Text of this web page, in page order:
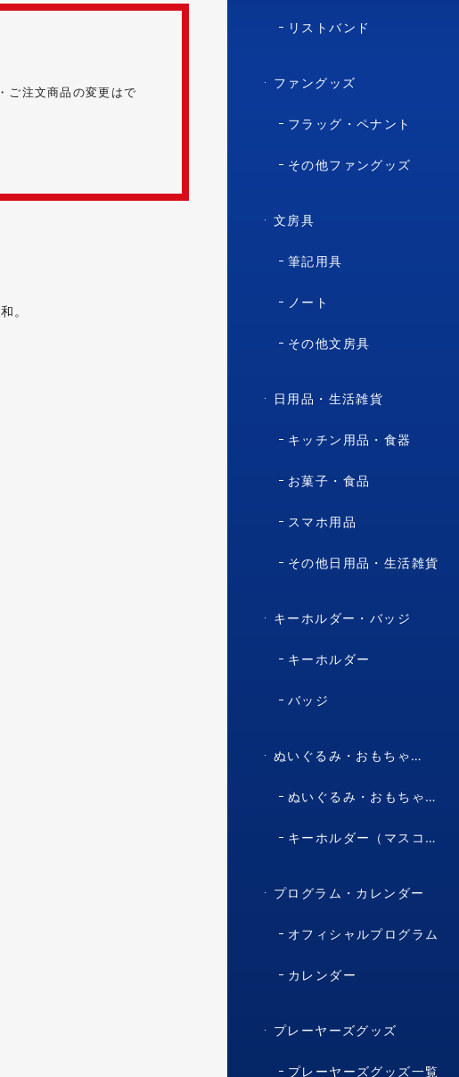
ご注文商品の変更はで
。
リストバンド
ファングッズ
フラッグ・ペナント
その他ファングッズ
文房具
筆記用具
ノート
その他文房具
日用品・生活雑貨
キッチン用品・食器
お菓子・食品
スマホ用品
その他日用品・生活雑貨
キーホルダー・バッジ
キーホルダー
バッジ
ぬいぐるみ・おもちゃ・マスコット・キャラクター
ぬいぐるみ・おもちゃ（マスコット・キャラクター）
キーホルダー（マスコット・キャラクター）
プログラム・カレンダー
オフィシャルプログラム
カレンダー
プレーヤーズグッズ
プレーヤーズグッズ一覧